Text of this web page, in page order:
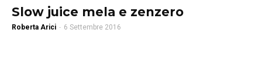
Slow juice mela e zenzero
Roberta Arici - 6 Settembre 2016